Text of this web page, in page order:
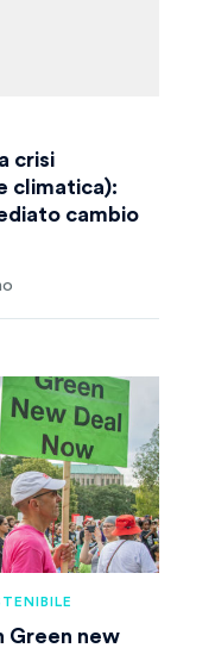
crisi
climatica):
cambio
Green new